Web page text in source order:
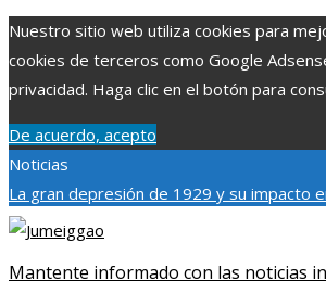
Nuestro sitio web utiliza cookies para
cookies de terceros como Google
privacidad. Haga clic en el botón para
De acuerdo, acepto
Noticias
La gran depresión de 1929 y su impacto
individuales más grandes y su impacto en
jueves, agosto 6
Mantente informado con las noticias